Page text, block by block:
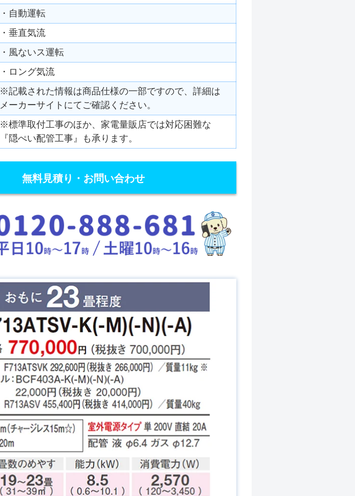
・自動運転
・垂直気流
・風ないス運転
・ロング気流
※記載された情報は商品仕様の一部ですので、詳細は
メーカーサイトにてご確認ください。
※標準取付工事のほか、家電量販店では対応困難な
『隠ぺい配管工事』も承ります。
無料見積り・お問い合わせ